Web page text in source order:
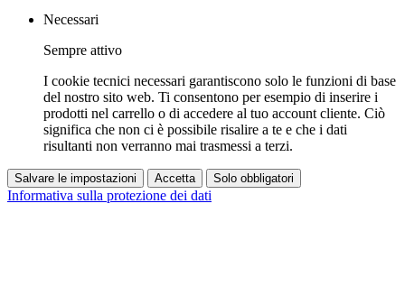
Necessari
Sempre attivo
I cookie tecnici necessari garantiscono solo le funzioni di base
del nostro sito web. Ti consentono per esempio di inserire i
prodotti nel carrello o di accedere al tuo account cliente. Ciò
significa che non ci è possibile risalire a te e che i dati
risultanti non verranno mai trasmessi a terzi.
Salvare le impostazioni Accetta Solo obbligatori
Informativa sulla protezione dei dati